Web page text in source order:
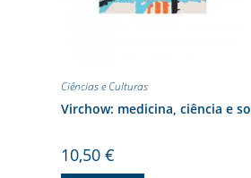
Ciências e Culturas
Virchow: medicina, ciência e
10,50€